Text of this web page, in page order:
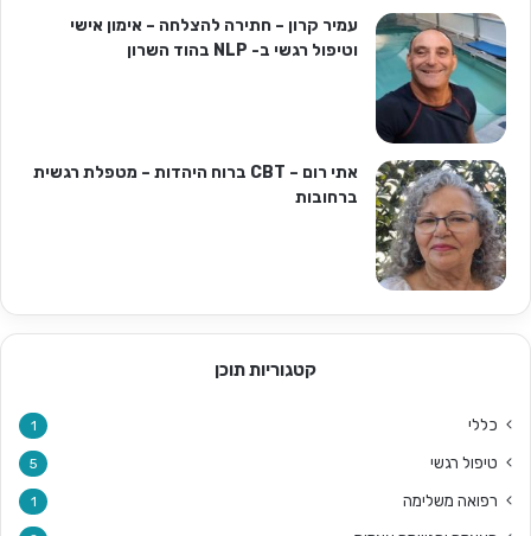
עמיר קרון – חתירה להצלחה – אימון אישי
וטיפול רגשי ב- NLP בהוד השרון
אתי רום – CBT ברוח היהדות – מטפלת רגשית
ברחובות
קטגוריות תוכן
כללי 1
טיפול רגשי 5
רפואה משלימה 1